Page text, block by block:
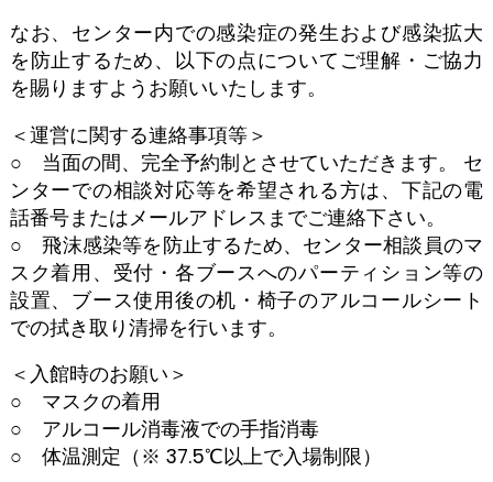
なお、センター内での感染症の発生および感染拡大
を防止するため、以下の点についてご理解・ご協力
を賜りますようお願いいたします。
＜運営に関する連絡事項等＞
○ 当面の間、完全予約制とさせていただきます。 セ
ンターでの相談対応等を希望される方は、下記の電
話番号またはメールアドレスまでご連絡下さい。
○ 飛沫感染等を防止するため、センター相談員のマ
スク着用、受付・各ブースへのパーティション等の
設置、ブース使用後の机・椅子のアルコールシート
での拭き取り清掃を行います。
＜入館時のお願い＞
○ マスクの着用
○ アルコール消毒液での手指消毒
○ 体温測定（※ 37.5℃以上で入場制限）